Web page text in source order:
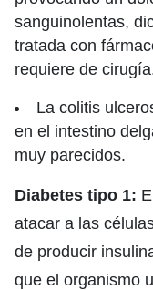
sanguinolentas,
tratada con
requiere de
La colitis
en el intestino
muy parecidos.
Diabetes tipo 1:
atacar a las
de producir
que el organismo